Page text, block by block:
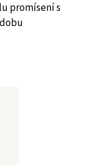
promísení s